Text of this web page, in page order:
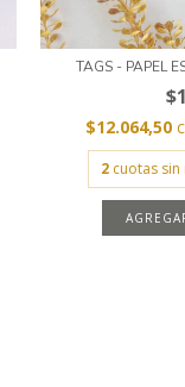
TAGS - PAPEL
$12.064,50
2 cuotas